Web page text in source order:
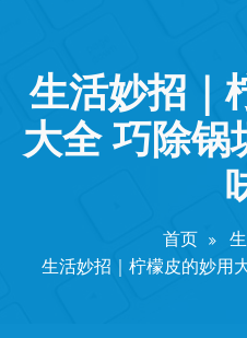
生活妙招｜
大全 巧除锅
首页
生活妙招｜柠檬皮的妙用